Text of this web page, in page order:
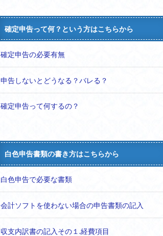
確定申告って何？という方はこちらから
確定申告の必要有無
申告しないとどうなる？バレる？
確定申告って何するの？
白色申告書類の書き方はこちらから
白色申告で必要な書類
会計ソフトを使わない場合の申告書類の記入
収支内訳書の記入その１.経費項目